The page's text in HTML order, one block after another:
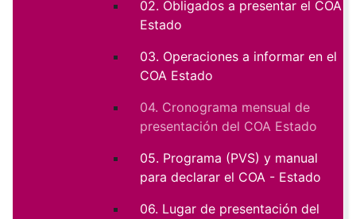
02. Obligados a presentar el COA
Estado
03. Operaciones a informar en el
COA Estado
04. Cronograma mensual de
presentación del COA Estado
05. Programa (PVS) y manual
para declarar el COA - Estado
06. Lugar de presentación del